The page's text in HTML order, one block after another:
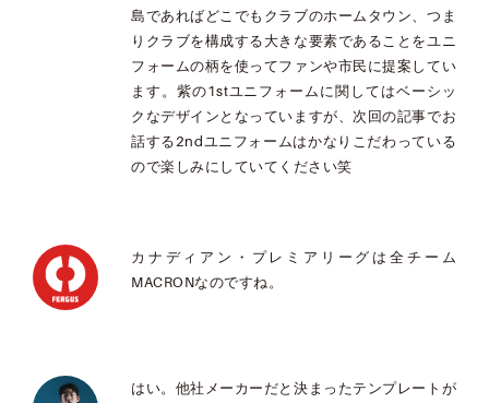
島であればどこでもクラブのホームタウン、つま
りクラブを構成する大きな要素であることをユニ
フォームの柄を使ってファンや市民に提案してい
ます。紫の1stユニフォームに関してはベーシッ
クなデザインとなっていますが、次回の記事でお
話する2ndユニフォームはかなりこだわっている
ので楽しみにしていてください笑
カナディアン・プレミアリーグは全チーム
MACRONなのですね。
はい。他社メーカーだと決まったテンプレートが